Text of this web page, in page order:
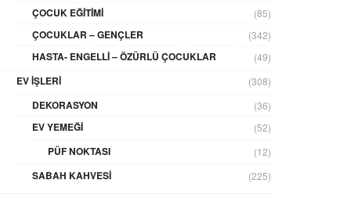
ÇOCUK EĞITIMI (85)
ÇOCUKLAR – GENÇLER (342)
HASTA- ENGELLI – ÖZÜRLÜ ÇOCUKLAR (49)
EV İŞLERI (308)
DEKORASYON (36)
EV YEMEĞI (52)
PÜF NOKTASI (12)
SABAH KAHVESI (225)